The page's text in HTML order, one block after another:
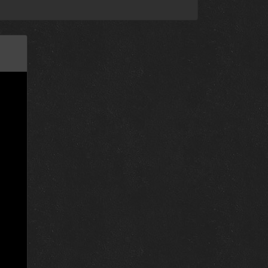
22 ноября 1992
15 ноября 1992
8 ноября 1992
16 ноября 1991
7 декабря 1991